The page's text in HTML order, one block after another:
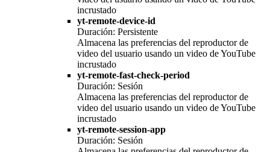
incrustado
yt-remote-device-id
Duración: Persistente
Almacena las preferencias del reproductor de
video del usuario usando un video de YouTube
incrustado
yt-remote-fast-check-period
Duración: Sesión
Almacena las preferencias del reproductor de
video del usuario usando un video de YouTube
incrustado
yt-remote-session-app
Duración: Sesión